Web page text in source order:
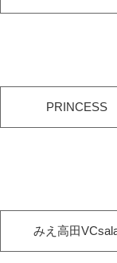
PRINCESS
みえ高田